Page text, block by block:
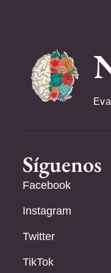
Síguenos
Facebook
Instagram
Twitter
TikTok